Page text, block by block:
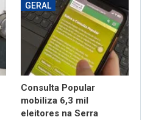
GERAL
Consulta Popular
mobiliza 6,3 mil
eleitores na Serra